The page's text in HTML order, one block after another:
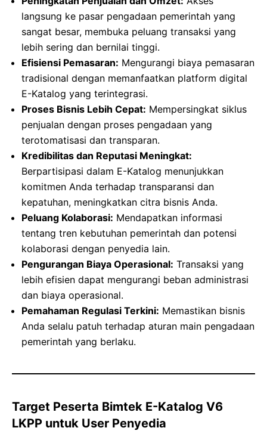
langsung ke pasar pengadaan pemerintah yang
sangat besar, membuka peluang transaksi yang
lebih sering dan bernilai tinggi.
Efisiensi Pemasaran: Mengurangi biaya pemasaran
tradisional dengan memanfaatkan platform digital
E-Katalog yang terintegrasi.
Proses Bisnis Lebih Cepat: Mempersingkat siklus
penjualan dengan proses pengadaan yang
terotomatisasi dan transparan.
Kredibilitas dan Reputasi Meningkat:
Berpartisipasi dalam E-Katalog menunjukkan
komitmen Anda terhadap transparansi dan
kepatuhan, meningkatkan citra bisnis Anda.
Peluang Kolaborasi: Mendapatkan informasi
tentang tren kebutuhan pemerintah dan potensi
kolaborasi dengan penyedia lain.
Pengurangan Biaya Operasional: Transaksi yang
lebih efisien dapat mengurangi beban administrasi
dan biaya operasional.
Pemahaman Regulasi Terkini: Memastikan bisnis
Anda selalu patuh terhadap aturan main pengadaan
pemerintah yang berlaku.
Target Peserta Bimtek E-Katalog V6
LKPP untuk User Penyedia